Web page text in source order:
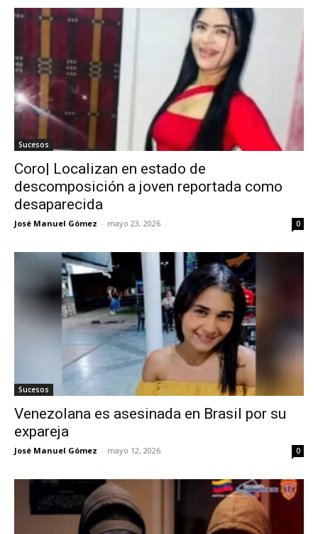
Sucesos
Coro| Localizan en estado de
descomposición a joven reportada como
desaparecida
José Manuel Gómez - mayo 23, 2026 0
Sucesos
Venezolana es asesinada en Brasil por su
expareja
José Manuel Gómez - mayo 12, 2026 0